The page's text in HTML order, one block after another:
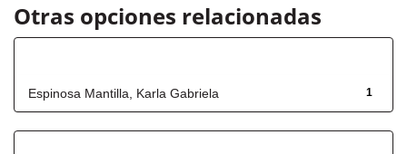
Otras opciones relacionadas
1
Espinosa Mantilla, Karla Gabriela